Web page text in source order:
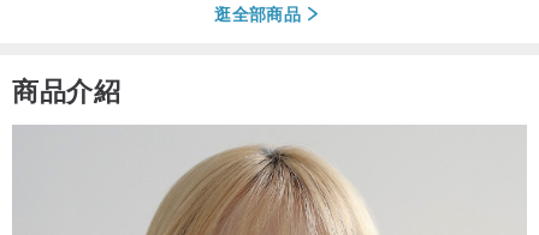
逛全部商品
商品介紹